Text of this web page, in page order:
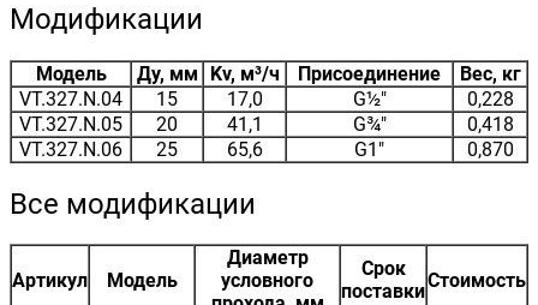
Модификации
Модель Ду, мм Kv, м³/ч Присоединение
Вес, кг
VT.327.N.04
15 17,0 G½"
0,228
VT.327.N.05
20 41,1 G¾"
0,418
VT.327.N.06
25 65,6 G1" 0,870
Все модификации
Артикул Модель
Диаметр
условного
Срок
поставкиСтоимость